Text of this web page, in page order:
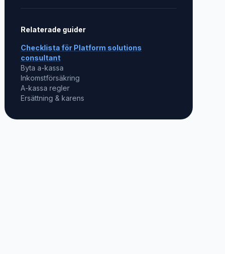
Relaterade guider
Checklista för Platform solutions
consultant
Byta a-kassa
Inkomstförsäkring
A-kassa regler
Ersättning & karens